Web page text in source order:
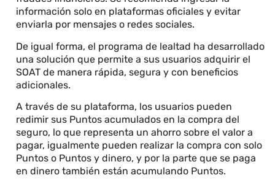
información solo en plataformas oficiales y evitar
enviarla por mensajes o redes sociales.
De igual forma, el programa de lealtad ha desarrollado
una solución que permite a sus usuarios adquirir el
SOAT de manera rápida, segura y con beneficios
adicionales.
A través de su plataforma, los usuarios pueden
redimir sus Puntos acumulados en la compra del
seguro, lo que representa un ahorro sobre el valor a
pagar, igualmente pueden realizar la compra con solo
Puntos o Puntos y dinero, y por la parte que se paga
en dinero también están acumulando Puntos.